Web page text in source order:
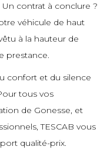
Un contrat à conclure ?
véhicule de haut
à la hauteur de
prestance.
confort et du silence
tous vos
de Gonesse, et
TESCAB vous
qualité-prix.